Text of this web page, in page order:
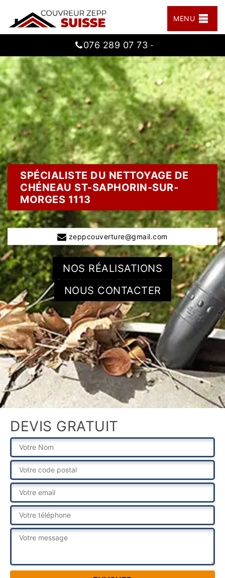
MENU
076 289 07 73 -
SPÉCIALISTE DU NETTOYAGE DE
CHÉNEAU ST-SAPHORIN-SUR-
MORGES 1113
zeppcouverture@gmail.com
NOS RÉALISATIONS
NOUS CONTACTER
DEVIS GRATUIT